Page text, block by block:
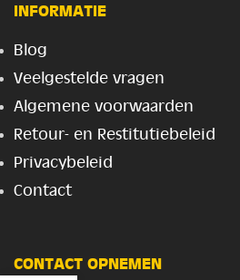
INFORMATIE
Blog
Veelgestelde vragen
Algemene voorwaarden
Retour- en Restitutiebeleid
Privacybeleid
Contact
CONTACT OPNEMEN